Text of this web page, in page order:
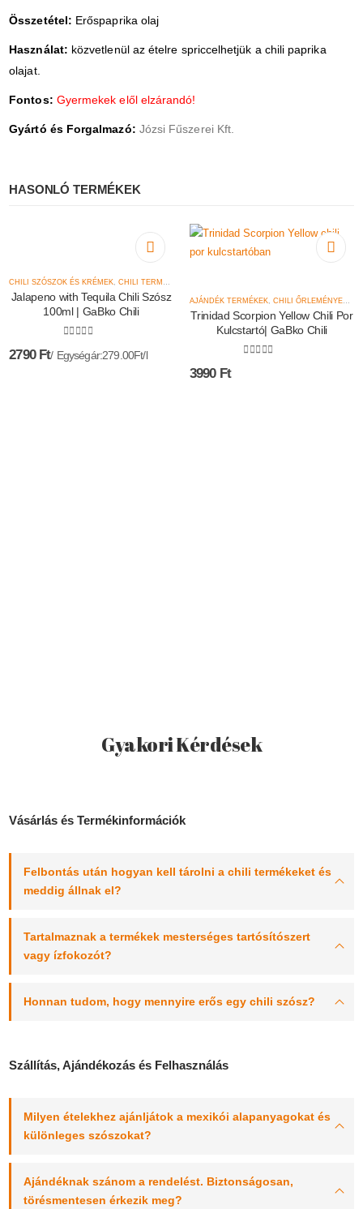
Összetétel: Erőspaprika olaj
Használat: közvetlenül az ételre spriccelhetjük a chili paprika
olajat.
Fontos: Gyermekek elől elzárandó!
Gyártó és Forgalmazó: Józsi Fűszerei Kft.
HASONLÓ TERMÉKEK
CHILI SZÓSZOK ÉS KRÉMEK,CHILI TERMÉKEK
Jalapeno with Tequila Chili Szósz
100ml | GaBko Chili
2790 Ft Egységár:279.00Ft/l
AJÁNDÉK TERMÉKEK, CHILI ŐRLEMÉNYEK ,
Trinidad Scorpion Yellow Chili Por
Kulcstartó| GaBko Chili
3990 Ft
Gyakori Kérdések
Vásárlás és Termékinformációk
Felbontás után hogyan kell tárolni a chili termékeket és
meddig állnak el?
Tartalmaznak a termékek mesterséges tartósítószert
vagy ízfokozót?
Honnan tudom, hogy mennyire erős egy chili szósz?
Szállítás, Ajándékozás és Felhasználás
Milyen ételekhez ajánljátok a mexikói alapanyagokat és
különleges szószokat?
Ajándéknak szánom a rendelést. Biztonságosan,
törésmentesen érkezik meg?